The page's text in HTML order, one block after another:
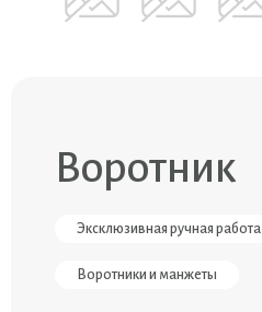
Воротник
Эксклюзивная ручная работа
Воротники и манжеты